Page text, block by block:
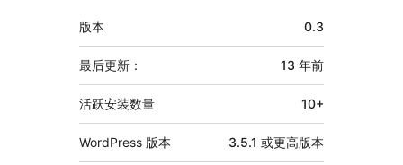
额
外
信
息
版本 0.3
最后更新： 13 年前
活跃安装数量 10+
WordPress 版本 3.5.1 或更高版本